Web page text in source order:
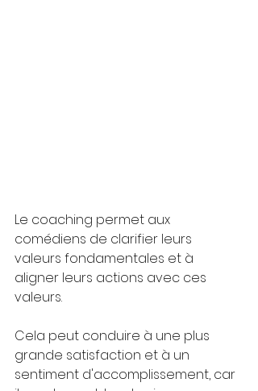
Le coaching permet aux
comédiens de clarifier leurs
valeurs fondamentales et à
aligner leurs actions avec ces
valeurs.
Cela peut conduire à une plus
grande satisfaction et à un
sentiment d'accomplissement, car